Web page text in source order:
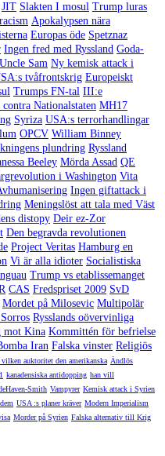
JIT Slakten I mosul Trump luras
Apokalypsen nära
Europas öde Spetznaz
Ingen fred med Ryssland Goda-
Uncle Sam Ny kemisk attack i
tvåfrontskrig Europeiskt
Trumps FN-tal III:e
Nationalstaten MH17
Syriza USA:s terrorhandlingar
OPCV William Binney
plundring Ryssland
Beeley Mörda Assad QE
i Washington Vita
Ingen giftattack i
Meningslöst att tala med Väst
distopy Deir ez-Zor
Den begravda revolutionen
Project Veritas Hamburg en
Vi är alla idioter Socialistiska
Trump vs etablissemanget
CAS Fredspriset 2009 SvD
Mordet på Milosevic Multipolär
Rysslands oövervinliga
mot Kina Kommittén för befrielse
Iran Falska vinster Religiös
auktoritet den amerikanska Ändlös
kanadensiska antidopping han vill
Smith Vampyrer Kemisk attack i Syrien
USA :s planer kräver Modern Imperialism
Morder på Syrien Falska alternativ till Krig